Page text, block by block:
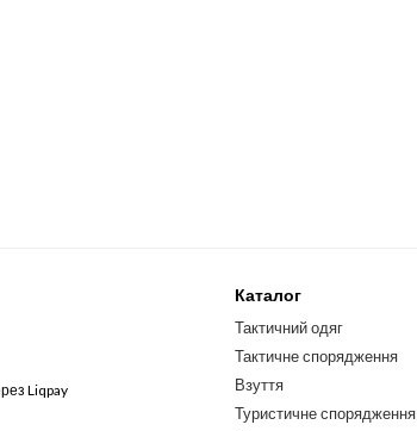
Каталог
Тактичний одяг
Тактичне спорядження
Взуття
Туристичне спорядження